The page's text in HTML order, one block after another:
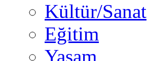
Kültür/Sanat
Eğitim
Yaşam